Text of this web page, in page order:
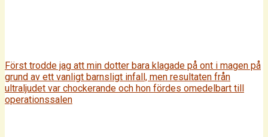
Först trodde jag att min dotter bara klagade på ont i magen på
grund av ett vanligt barnsligt infall, men resultaten från
ultraljudet var chockerande och hon fördes omedelbart till
operationssalen